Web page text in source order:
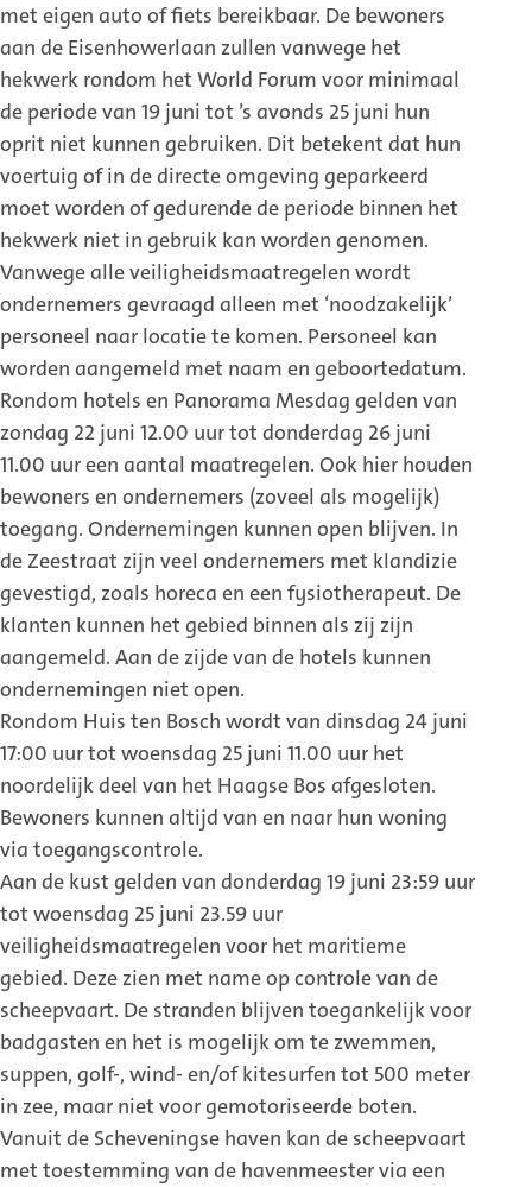
met eigen auto of fiets bereikbaar. De bewoners
aan de Eisenhowerlaan zullen vanwege het
hekwerk rondom het World Forum voor minimaal
de periode van 19 juni tot ’s avonds 25 juni hun
oprit niet kunnen gebruiken. Dit betekent dat hun
voertuig of in de directe omgeving geparkeerd
moet worden of gedurende de periode binnen het
hekwerk niet in gebruik kan worden genomen.
Vanwege alle veiligheidsmaatregelen wordt
ondernemers gevraagd alleen met ‘noodzakelijk’
personeel naar locatie te komen. Personeel kan
worden aangemeld met naam en geboortedatum.
Rondom hotels en Panorama Mesdag gelden van
zondag 22 juni 12.00 uur tot donderdag 26 juni
11.00 uur een aantal maatregelen. Ook hier houden
bewoners en ondernemers (zoveel als mogelijk)
toegang. Ondernemingen kunnen open blijven. In
de Zeestraat zijn veel ondernemers met klandizie
gevestigd, zoals horeca en een fysiotherapeut. De
klanten kunnen het gebied binnen als zij zijn
aangemeld. Aan de zijde van de hotels kunnen
ondernemingen niet open.
Rondom Huis ten Bosch wordt van dinsdag 24 juni
17:00 uur tot woensdag 25 juni 11.00 uur het
noordelijk deel van het Haagse Bos afgesloten.
Bewoners kunnen altijd van en naar hun woning
via toegangscontrole.
Aan de kust gelden van donderdag 19 juni 23:59 uur
tot woensdag 25 juni 23.59 uur
veiligheidsmaatregelen voor het maritieme
gebied. Deze zien met name op controle van de
scheepvaart. De stranden blijven toegankelijk voor
badgasten en het is mogelijk om te zwemmen,
suppen, golf-, wind- en/of kitesurfen tot 500 meter
in zee, maar niet voor gemotoriseerde boten.
Vanuit de Scheveningse haven kan de scheepvaart
met toestemming van de havenmeester via een